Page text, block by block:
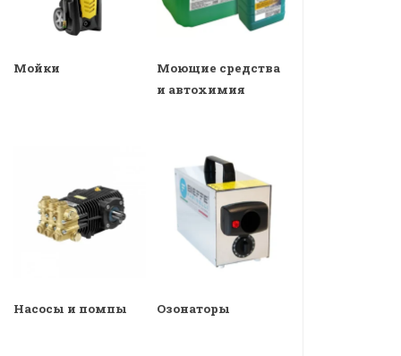
Мойки
Моющие средства
и автохимия
Насосы и помпы Озонаторы